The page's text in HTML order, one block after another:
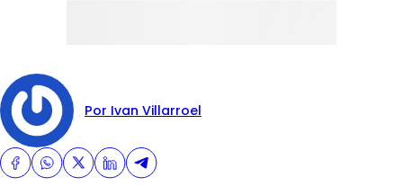
Por Ivan Villarroel